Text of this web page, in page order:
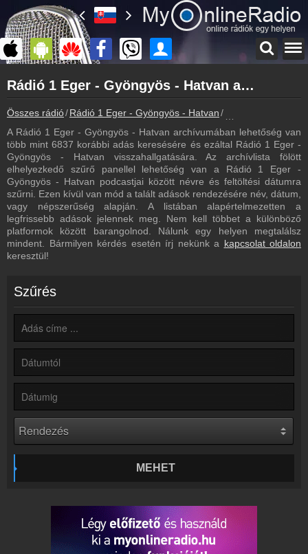
myonlineradio.hu
Rádió 1 Eger - Gyöngyös - Hatvan
Vissza a Rádió 1 Eger - Gyöngyös - Hatvan oldalára
Bejelentkezés
Hozz létre saját fiókot!
Most szól
Tudd meg mi szólt eddig
Frekvenciák
Rádió 1 Eger - Gyöngyös - Hatvan frekvencia
Műsorújság
Webkamera
Rádió 1 Eger - Gyöngyös - Hatvan webkamera, élőkép
Hírek
Rádió 1 Eger - Gyöngyös - Hatvan kapcsolatos hírek
Kapcsolat
Partnerek
Rádió beágyazás
Ágyazd be weboldaladba
Online rádió készítés
Rádió 1 Eger - Gyöngyös - Hatvan archívum - Rádió 1 Eger - Gyöngyös - Hatvan podcasts - Rádió 1 Eger - Gyöngyös - Hatvan visszahallgatás
Összes rádió Rádió 1 Eger - Gyöngyös - Hatvan
A Rádió 1 Eger - Gyöngyös - Hatvan archívumában lehetőség van
több mint 6837 korábbi adás keresésére és ezáltal Rádió 1 Eger -
Gyöngyös - Hatvan visszahallgatására. Az archívlista fölött
elhelyezkedő szűrő panellel lehetőség van a Rádió 1 Eger -
Gyöngyös - Hatvan podcastjai között névre és feltöltési dátumra
szűrni. Ezen kívül van mód a talált adások rendezésére név, dátum,
vagy népszerűség alapján. A listában alapértelmezetten a
legfrissebb adások jelennek meg. Nem kell többet a különböző
platformok között barangolnod. Nálunk egy helyen megtalálsz
mindent. Bármilyen kérdés esetén írj nekünk a kapcsolat oldalon
keresztül!
Szűrés
MEHET